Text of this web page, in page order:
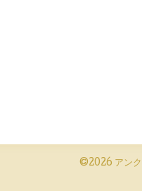
©2026 アン